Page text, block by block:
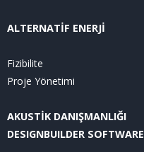
ALTERNATİF ENERJİ
Fizibilite
Proje Yönetimi
AKUSTİK DANIŞMANLIĞI
DESIGNBUILDER SOFTWARE